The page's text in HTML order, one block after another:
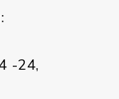
-24,